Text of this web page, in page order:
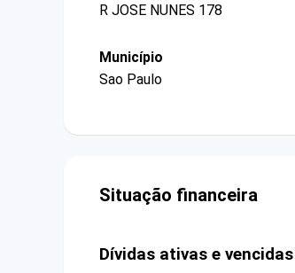
R JOSE NUNES 178
Município
Sao Paulo
Situação financeira
Dívidas ativas e vencidas